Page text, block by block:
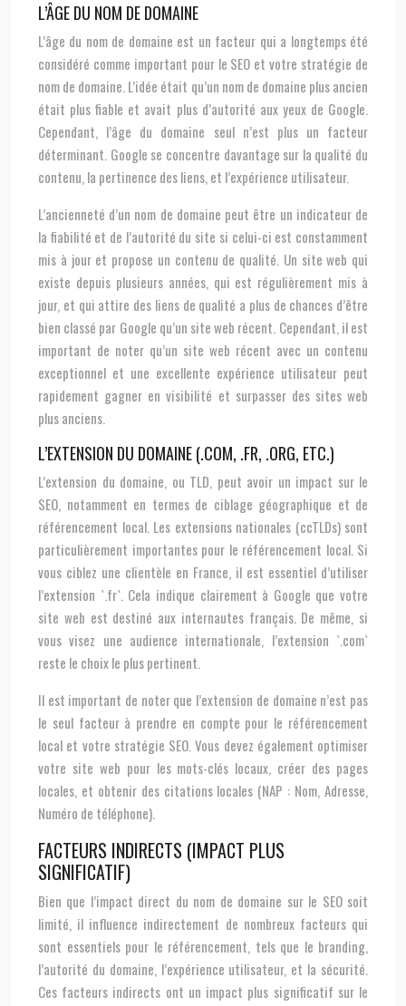
L’ÂGE DU NOM DE DOMAINE
L’âge du nom de domaine est un facteur qui a longtemps été
considéré comme important pour le SEO et votre stratégie de
nom de domaine. L’idée était qu’un nom de domaine plus ancien
était plus fiable et avait plus d’autorité aux yeux de Google.
Cependant, l’âge du domaine seul n’est plus un facteur
déterminant. Google se concentre davantage sur la qualité du
contenu, la pertinence des liens, et l’expérience utilisateur.
L’ancienneté d’un nom de domaine peut être un indicateur de
la fiabilité et de l’autorité du site si celui-ci est constamment
mis à jour et propose un contenu de qualité. Un site web qui
existe depuis plusieurs années, qui est régulièrement mis à
jour, et qui attire des liens de qualité a plus de chances d’être
bien classé par Google qu’un site web récent. Cependant, il est
important de noter qu’un site web récent avec un contenu
exceptionnel et une excellente expérience utilisateur peut
rapidement gagner en visibilité et surpasser des sites web
plus anciens.
L’EXTENSION DU DOMAINE (.COM, .FR, .ORG, ETC.)
L’extension du domaine, ou TLD, peut avoir un impact sur le
SEO, notamment en termes de ciblage géographique et de
référencement local. Les extensions nationales (ccTLDs) sont
particulièrement importantes pour le référencement local. Si
vous ciblez une clientèle en France, il est essentiel d’utiliser
l’extension `.fr`. Cela indique clairement à Google que votre
site web est destiné aux internautes français. De même, si
vous visez une audience internationale, l’extension `.com`
reste le choix le plus pertinent.
Il est important de noter que l’extension de domaine n’est pas
le seul facteur à prendre en compte pour le référencement
local et votre stratégie SEO. Vous devez également optimiser
votre site web pour les mots-clés locaux, créer des pages
locales, et obtenir des citations locales (NAP : Nom, Adresse,
Numéro de téléphone).
FACTEURS INDIRECTS (IMPACT PLUS
SIGNIFICATIF)
Bien que l’impact direct du nom de domaine sur le SEO soit
limité, il influence indirectement de nombreux facteurs qui
sont essentiels pour le référencement, tels que le branding,
l’autorité du domaine, l’expérience utilisateur, et la sécurité.
Ces facteurs indirects ont un impact plus significatif sur le